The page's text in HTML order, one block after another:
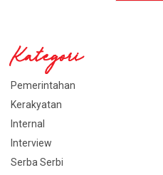
Kategori
Pemerintahan
Kerakyatan
Internal
Interview
Serba Serbi